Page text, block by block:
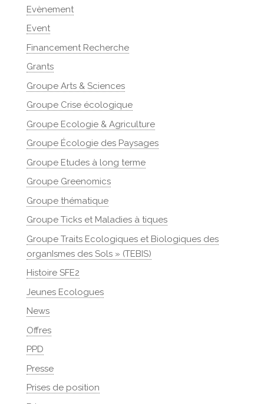
Evènement
Event
Financement Recherche
Grants
Groupe Arts & Sciences
Groupe Crise écologique
Groupe Ecologie & Agriculture
Groupe Écologie des Paysages
Groupe Etudes à long terme
Groupe Greenomics
Groupe thématique
Groupe Ticks et Maladies à tiques
Groupe Traits Ecologiques et Biologiques des
organIsmes des Sols » (TEBIS)
Histoire SFE2
Jeunes Ecologues
News
Offres
PPD
Presse
Prises de position